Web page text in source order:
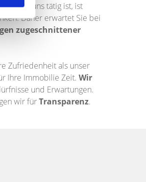
der für uns tätig ist, ist
Daher erwartet Sie bei
zugeschnittener
Zufriedenheit als unser
Ihre Immobilie Zeit. Wir
und Erwartungen.
wir fürTransparenz.